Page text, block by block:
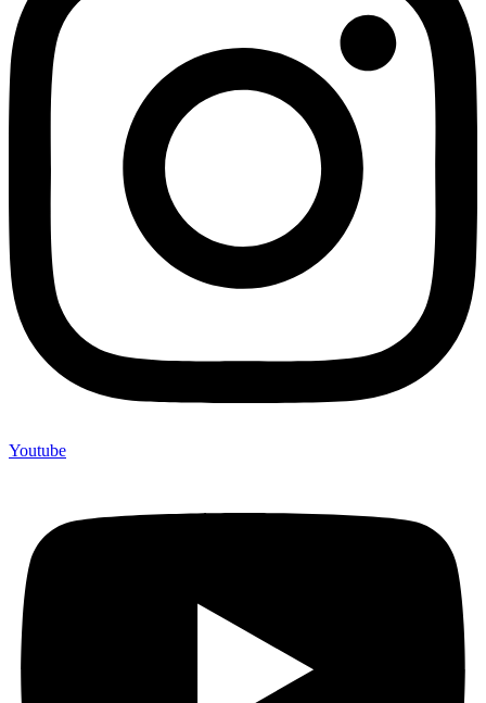
Youtube